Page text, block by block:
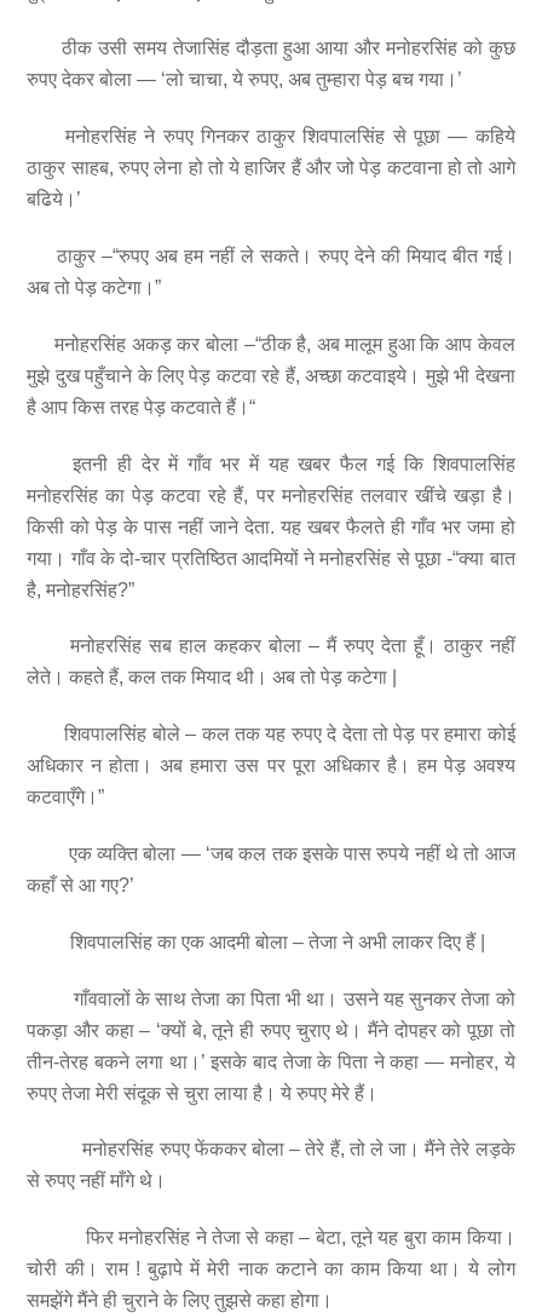
ठीक उसी समय तेजासिंह दौड़ता हुआ आया और मनोहरसिंह को कुछ
रुपए देकर बोला — ‘लो चाचा, ये रुपए, अब तुम्हारा पेड़ बच गया।’
मनोहरसिंह ने रुपए गिनकर ठाकुर शिवपालसिंह से पूछा — कहिये
ठाकुर साहब, रुपए लेना हो तो ये हाजिर हैं और जो पेड़ कटवाना हो तो आगे
बढिये।’
ठाकुर –“रुपए अब हम नहीं ले सकते। रुपए देने की मियाद बीत गई।
अब तो पेड़ कटेगा।”
मनोहरसिंह अकड़ कर बोला –“ठीक है, अब मालूम हुआ कि आप केवल
मुझे दुख पहुँचाने के लिए पेड़ कटवा रहे हैं, अच्छा कटवाइये। मुझे भी देखना
है आप किस तरह पेड़ कटवाते हैं।“
इतनी ही देर में गाँव भर में यह खबर फैल गई कि शिवपालसिंह
मनोहरसिंह का पेड़ कटवा रहे हैं, पर मनोहरसिंह तलवार खींचे खड़ा है।
किसी को पेड़ के पास नहीं जाने देता. यह खबर फैलते ही गाँव भर जमा हो
गया। गाँव के दो-चार प्रतिष्ठित आदमियों ने मनोहरसिंह से पूछा -“क्या बात
है, मनोहरसिंह?”
मनोहरसिंह सब हाल कहकर बोला – मैं रुपए देता हूँ। ठाकुर नहीं
लेते। कहते हैं, कल तक मियाद थी। अब तो पेड़ कटेगा |
शिवपालसिंह बोले – कल तक यह रुपए दे देता तो पेड़ पर हमारा कोई
अधिकार न होता। अब हमारा उस पर पूरा अधिकार है। हम पेड़ अवश्य
कटवाएँगे।”
एक व्यक्ति बोला — ‘जब कल तक इसके पास रुपये नहीं थे तो आज
कहाँ से आ गए?’
शिवपालसिंह का एक आदमी बोला – तेजा ने अभी लाकर दिए हैं |
गाँववालों के साथ तेजा का पिता भी था। उसने यह सुनकर तेजा को
पकड़ा और कहा – ‘क्यों बे, तूने ही रुपए चुराए थे। मैंने दोपहर को पूछा तो
तीन-तेरह बकने लगा था।’ इसके बाद तेजा के पिता ने कहा — मनोहर, ये
रुपए तेजा मेरी संदूक से चुरा लाया है। ये रुपए मेरे हैं।
मनोहरसिंह रुपए फेंककर बोला – तेरे हैं, तो ले जा। मैंने तेरे लड़के
से रुपए नहीं माँगे थे।
फिर मनोहरसिंह ने तेजा से कहा – बेटा, तूने यह बुरा काम किया।
चोरी की। राम ! बुढ़ापे में मेरी नाक कटाने का काम किया था। ये लोग
समझेंगे मैंने ही चुराने के लिए तुझसे कहा होगा।